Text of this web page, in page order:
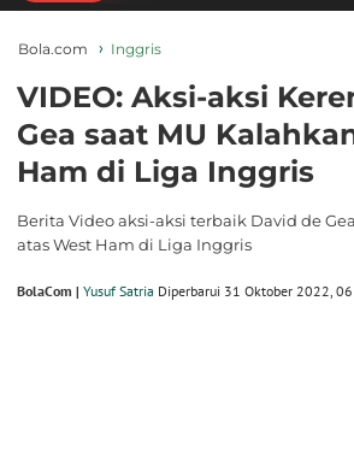
Bola.com Inggris
VIDEO: Aksi-aksi
Gea saat MU
Ham di Liga Inggris
Berita Video aksi-aksi terbaik David de
atas West Ham di Liga Inggris
BolaCom | Yusuf Satria Diperbarui 31 Oktober 2022,